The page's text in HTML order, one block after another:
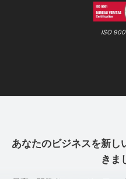
ISO
あなたのビジネスを新し
きま